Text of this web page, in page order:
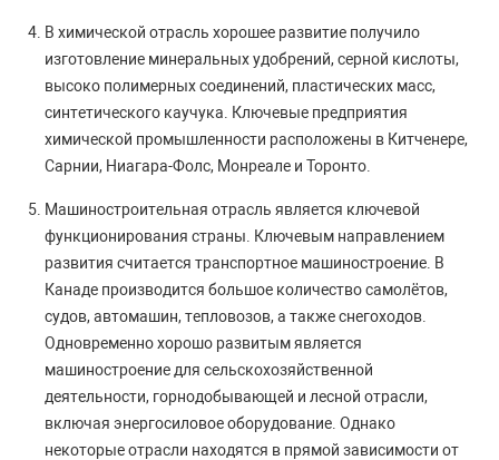
В химической отрасль хорошее развитие получило
изготовление минеральных удобрений, серной кислоты,
высоко полимерных соединений, пластических масс,
синтетического каучука. Ключевые предприятия
химической промышленности расположены в Китченере,
Сарнии, Ниагара-Фолс, Монреале и Торонто.
Машиностроительная отрасль является ключевой
функционирования страны. Ключевым направлением
развития считается транспортное машиностроение. В
Канаде производится большое количество самолётов,
судов, автомашин, тепловозов, а также снегоходов.
Одновременно хорошо развитым является
машиностроение для сельскохозяйственной
деятельности, горнодобывающей и лесной отрасли,
включая энергосиловое оборудование. Однако
некоторые отрасли находятся в прямой зависимости от